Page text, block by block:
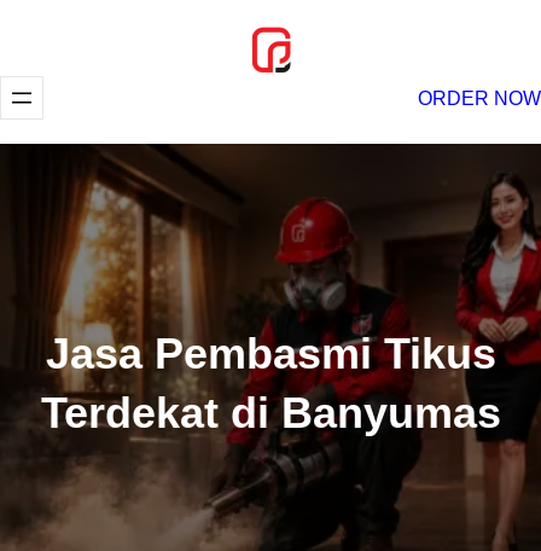
konten
ORDER NOW
Jasa Pembasmi Tikus
Terdekat di Banyumas